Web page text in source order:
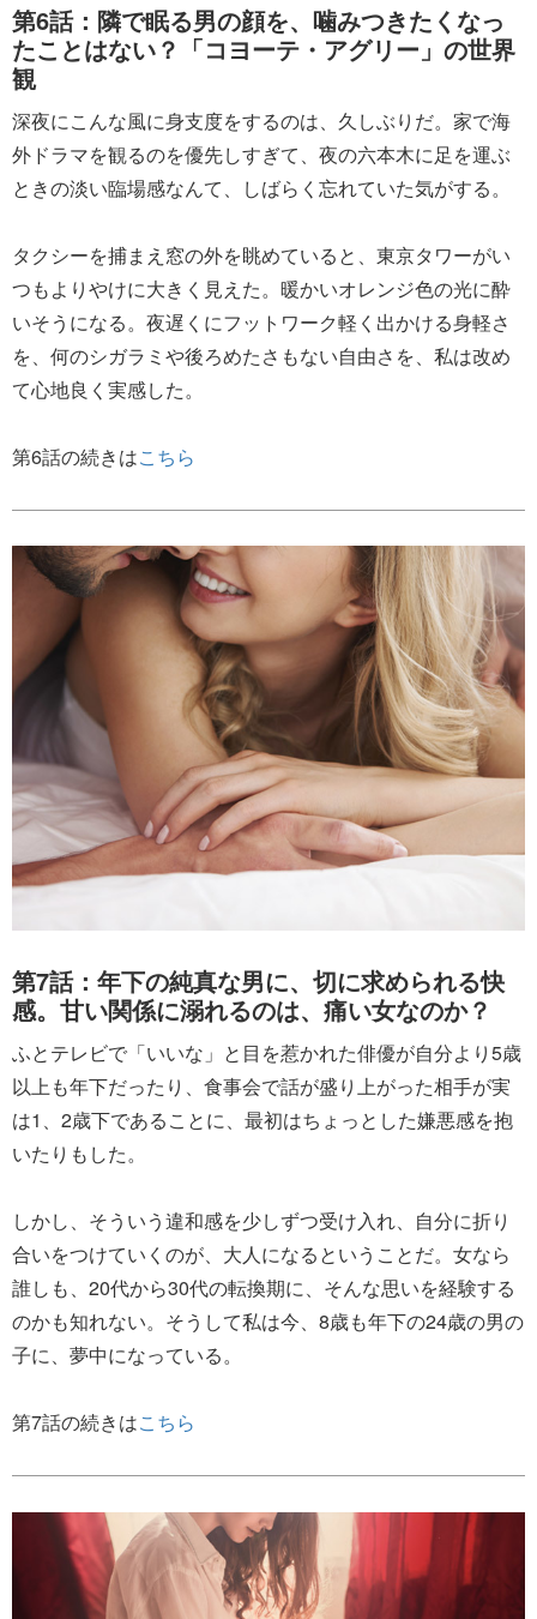
第6話：隣で眠る男の顔を、噛みつきたくなっ
たことはない？「コヨーテ・アグリー」の世界
観
深夜にこんな風に身支度をするのは、久しぶりだ。家で海
外ドラマを観るのを優先しすぎて、夜の六本木に足を運ぶ
ときの淡い臨場感なんて、しばらく忘れていた気がする。
タクシーを捕まえ窓の外を眺めていると、東京タワーがい
つもよりやけに大きく見えた。暖かいオレンジ色の光に酔
いそうになる。夜遅くにフットワーク軽く出かける身軽さ
を、何のシガラミや後ろめたさもない自由さを、私は改め
て心地良く実感した。
第6話の続きはこちら
第7話：年下の純真な男に、切に求められる快
感。甘い関係に溺れるのは、痛い女なのか？
ふとテレビで「いいな」と目を惹かれた俳優が自分より5歳
以上も年下だったり、食事会で話が盛り上がった相手が実
は1、2歳下であることに、最初はちょっとした嫌悪感を抱
いたりもした。
しかし、そういう違和感を少しずつ受け入れ、自分に折り
合いをつけていくのが、大人になるということだ。女なら
誰しも、20代から30代の転換期に、そんな思いを経験する
のかも知れない。そうして私は今、8歳も年下の24歳の男の
子に、夢中になっている。
第7話の続きはこちら